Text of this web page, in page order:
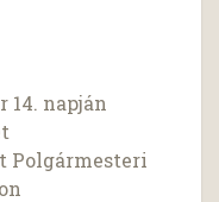
14. napján
Polgármesteri